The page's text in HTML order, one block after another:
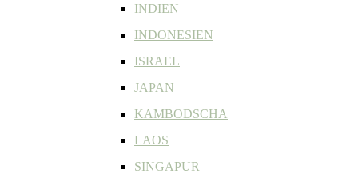
INDIEN
INDONESIEN
ISRAEL
JAPAN
KAMBODSCHA
LAOS
SINGAPUR